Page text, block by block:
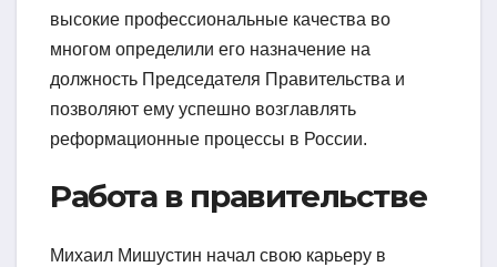
высокие профессиональные качества во
многом определили его назначение на
должность Председателя Правительства и
позволяют ему успешно возглавлять
реформационные процессы в России.
Работа в правительстве
Михаил Мишустин начал свою карьеру в